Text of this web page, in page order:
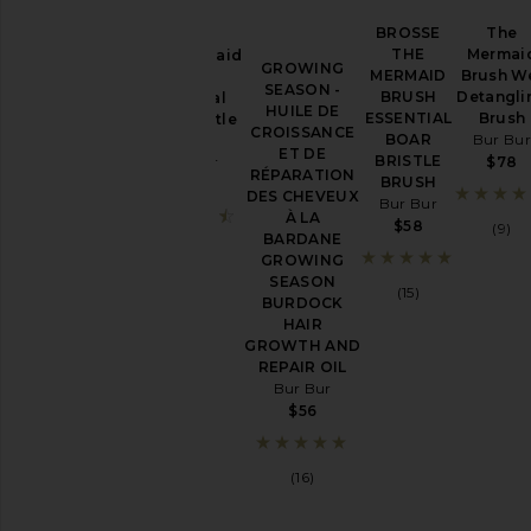
The Mermaid
Essential
Boar Bristle
Bur Bur
GROWING
SEASON -
HUILE DE
CROISSANCE
ET DE
RÉPARATION
DES CHEVEUX
À LA
BARDANE
GROWING
SEASON
BURDOCK
HAIR
GROWTH AND
REPAIR OIL
Bur Bur
$56
(16)
BROSSE
THE
MERMAID
BRUSH
ESSENTIAL
BOAR
BRISTLE
BRUSH
Bur Bur
$58
(15)
The
Brush
Brush
Bur Bur
$78
(9)